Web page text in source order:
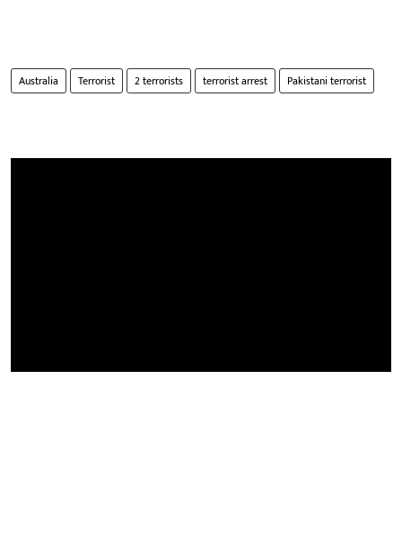
Australia Terrorist 2 terrorists terrorist arrest Pakistani terrorist